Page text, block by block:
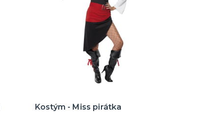
Kostým - Miss pirátka